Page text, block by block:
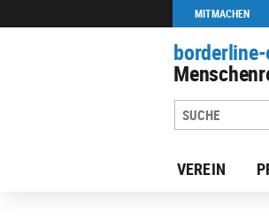
MITMACHEN
VEREIN
zur